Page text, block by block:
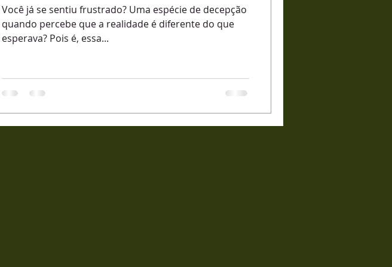
Você já se sentiu frustrado? Uma espécie de decepção
quando percebe que a realidade é diferente do que
esperava? Pois é, essa...